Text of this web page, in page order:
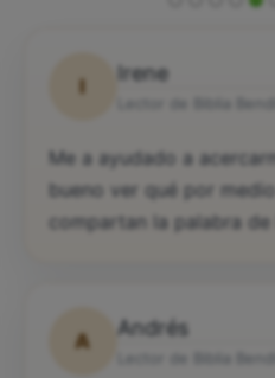
I
Irene
Me a ayudado a
bueno ver qué por
compartan la palabra de
A
Andrés